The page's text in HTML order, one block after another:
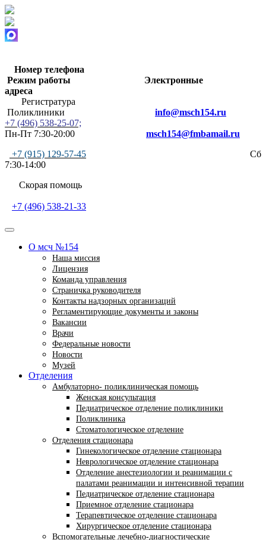
Номер телефона
Режим работы
Электронные
адреса
Регистратура
Поликлиники
info@msch154.ru
+7 (496) 538-25-07;
Пн-Пт 7:30-20:00 msch154@fmbamail.ru
+7 (915) 129-57-45
Сб
7:30-14:00
Скорая помощь
+7 (496) 538-21-33
О мсч №154
Наша миссия
Лицензия
Команда управления
Страничка руководителя
Контакты надзорных организаций
Регламентирующие документы и законы
Вакансии
Врачи
Федеральные новости
Новости
Музей
Отделения
Амбулаторно- поликлиническая помощь
Женская консультация
Педиатрическое отделение поликлиники
Поликлиника
Стоматологическое отделение
Отделения стационара
Гинекологическое отделение стационара
Неврологическое отделение стационара
Отделение анестезиологии и реанимации с
палатами реанимации и интенсивной терапии
Педиатрическое отделение стационара
Приемное отделение стационара
Терапевтическое отделение стационара
Хирургическое отделение стационара
Вспомогательные лечебно-диагностические